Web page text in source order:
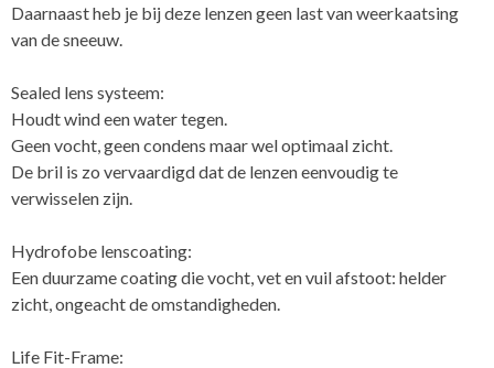
Daarnaast heb je bij deze lenzen geen last van weerkaatsing
van de sneeuw.
Sealed lens systeem:
Houdt wind een water tegen.
Geen vocht, geen condens maar wel optimaal zicht.
De bril is zo vervaardigd dat de lenzen eenvoudig te
verwisselen zijn.
Hydrofobe lenscoating:
Een duurzame coating die vocht, vet en vuil afstoot: helder
zicht, ongeacht de omstandigheden.
Life Fit-Frame: